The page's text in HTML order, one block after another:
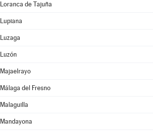
Loranca de Tajuña
Lupiana
Luzaga
Luzón
Majaelrayo
Málaga del Fresno
Malaguilla
Mandayona